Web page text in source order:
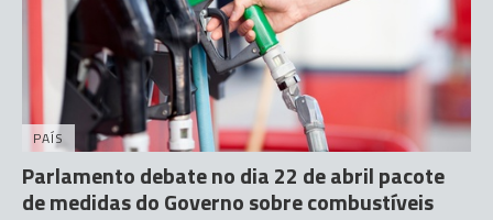
PAÍS
Parlamento debate no dia 22 de abril pacote
de medidas do Governo sobre combustíveis